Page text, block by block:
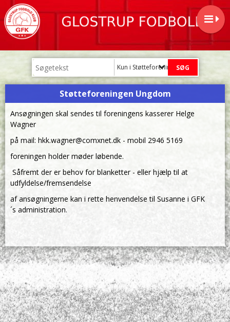
Kun i Støtteforeningen Ungdom
Støtteforeningen Ungdom
Ansøgningen skal sendes til foreningens kasserer Helge
Wagner
på mail: hkk.wagner@comxnet.dk - mobil 2946 5169
foreningen holder møder løbende.
Såfremt der er behov for blanketter - eller hjælp til at
udfyldelse/fremsendelse
af ansøgningerne kan i rette henvendelse til Susanne i GFK
´s administration.